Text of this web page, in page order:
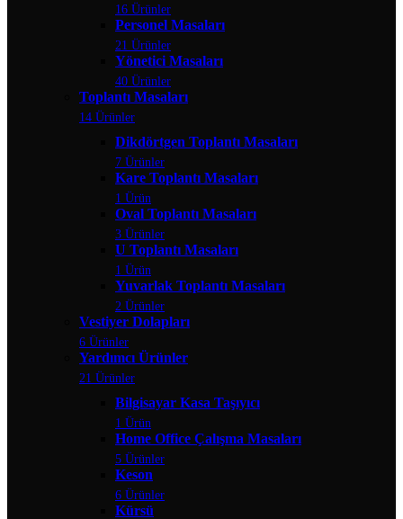
16 Ürünler
Personel Masaları
21 Ürünler
Yönetici Masaları
40 Ürünler
Toplantı Masaları
14 Ürünler
Dikdörtgen Toplantı Masaları
7 Ürünler
Kare Toplantı Masaları
1 Ürün
Oval Toplantı Masaları
3 Ürünler
U Toplantı Masaları
1 Ürün
Yuvarlak Toplantı Masaları
2 Ürünler
Vestiyer Dolapları
6 Ürünler
Yardımcı Ürünler
21 Ürünler
Bilgisayar Kasa Taşıyıcı
1 Ürün
Home Office Çalışma Masaları
5 Ürünler
Keson
6 Ürünler
Kürsü